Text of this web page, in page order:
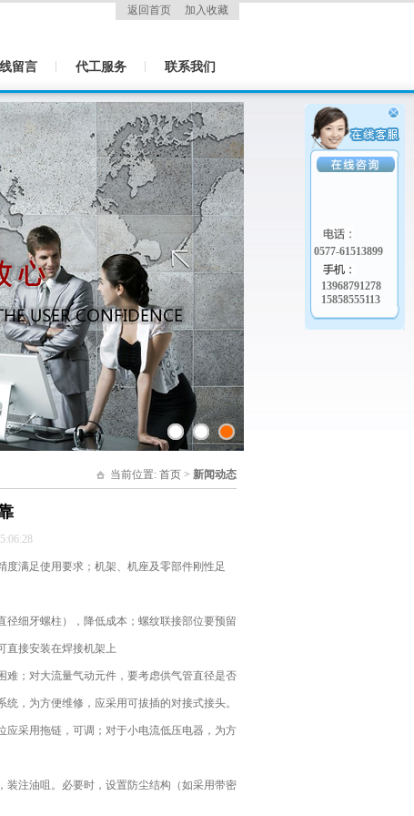
返回首页 加入收藏
留言 代工服务 联系我们
当前位置: 首页 > 新闻动态
满足使用要求；机架、机座及零部件刚性足
细牙螺柱），降低成本；螺纹联接部位要预留
直接安装在焊接机架上
；对大流量气动元件，要考虑供气管直径是否
，为方便维修，应采用可拔插的对接式接头。
采用拖链，可调；对于小电流低压电器，为方
注油咀。必要时，设置防尘结构（如采用带密
0577-61513899
13968791278
15858555113